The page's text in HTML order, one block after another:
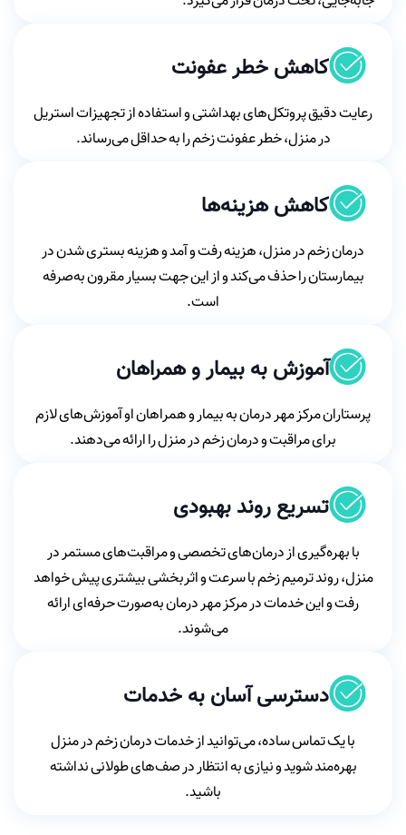
کاهش خطر عفونت
رعایت دقیق پروتکل‌های بهداشتی و استفاده از تجهیزات استریل
در منزل، خطر عفونت زخم را به حداقل می‌رساند.
کاهش هزینه‌ها
درمان زخم در منزل، هزینه رفت و آمد و هزینه بستری شدن در
بیمارستان را حذف می‌کند و از این جهت بسیار مقرون به‌صرفه
است.
آموزش به بیمار و همراهان
پرستاران مرکز مهر درمان به بیمار و همراهان او آموزش‌های لازم
برای مراقبت و درمان زخم در منزل را ارائه می‌دهند.
تسریع روند بهبودی
با بهره‌گیری از درمان‌های تخصصی و مراقبت‌های مستمر در
منزل، روند ترمیم زخم با سرعت و اثربخشی بیشتری پیش خواهد
رفت و این خدمات در مرکز مهر درمان به‌صورت حرفه‌ای ارائه
می‌شوند.
دسترسی آسان به خدمات
با یک تماس ساده، می‌توانید از خدمات درمان زخم در منزل
بهره‌مند شوید و نیازی به انتظار در صف‌های طولانی نداشته
باشید.